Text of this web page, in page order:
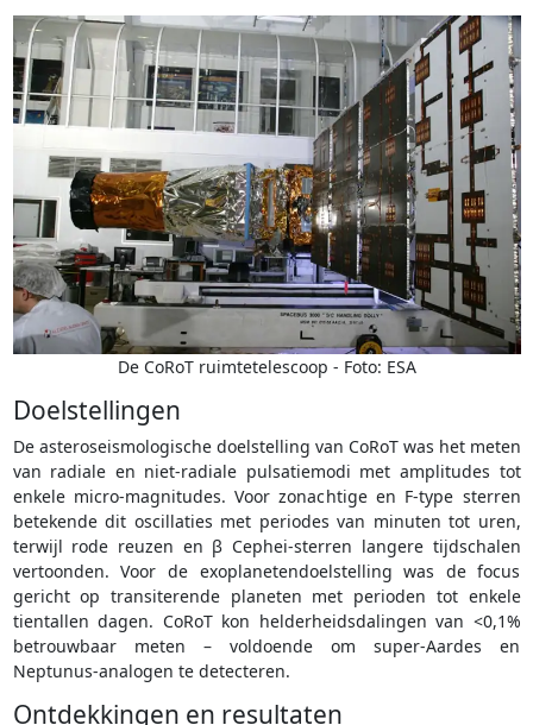
De CoRoT ruimtetelescoop - Foto: ESA
Doelstellingen
De asteroseismologische doelstelling van CoRoT was het meten
van radiale en niet-radiale pulsatiemodi met amplitudes tot
enkele micro-magnitudes. Voor zonachtige en F-type sterren
betekende dit oscillaties met periodes van minuten tot uren,
terwijl rode reuzen en β Cephei-sterren langere tijdschalen
vertoonden. Voor de exoplanetendoelstelling was de focus
gericht op transiterende planeten met perioden tot enkele
tientallen dagen. CoRoT kon helderheidsdalingen van <0,1%
betrouwbaar meten – voldoende om super-Aardes en
Neptunus-analogen te detecteren.
Ontdekkingen en resultaten